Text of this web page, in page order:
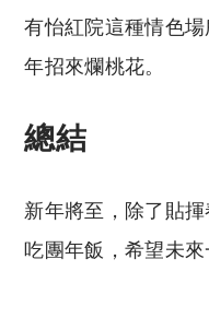
有怡紅院這種情色
年招來爛桃花。
總結
新年將至，除了貼
吃團年飯，希望未來